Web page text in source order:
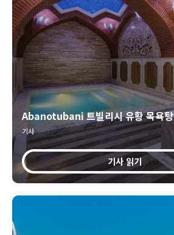
Abanotubani 트빌리시 유황 목욕탕
기사
기사 읽기